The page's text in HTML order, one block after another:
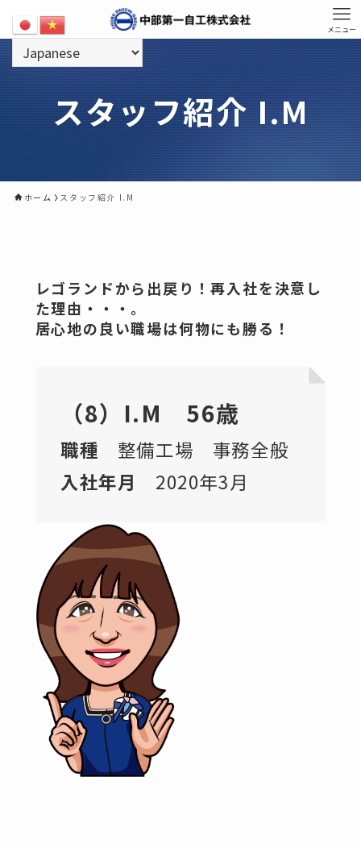
メニュー
スタッフ紹介 I.M
ホーム スタッフ紹介 I.M
レゴランドから出戻り！再入社を決意し
た理由・・・。
居心地の良い職場は何物にも勝る！
（8）I.M 56歳
職種 整備工場 事務全般
入社年月
2020年3月